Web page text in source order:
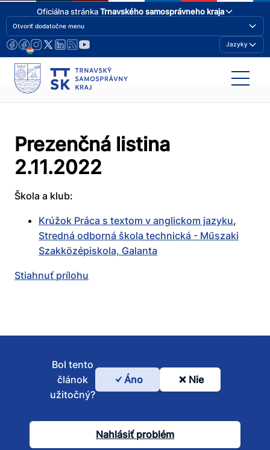
Oficiálna stránkaTrnavského samosprávneho kraja
Otvoriť dodatočne menu
Jazyky
Prezenčná listina
2.11.2022
Škola a klub:
Krúžok Práca s textom v anglickom jazyku,
Stredná odborná škola technická - Műszaki
Szakközépiskola, Galanta
Stiahnuť prílohu
Bol
článok
Bol tento
článok
užitočný?
Áno Nie
Nahlásiť problém